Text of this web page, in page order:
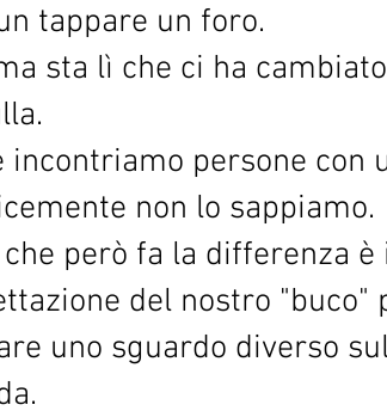
tappare un foro.
sta lì che ci ha
incontriamo persone con
non lo sappiamo.
che però fa la differenza
del nostro "buco"
uno sguardo diverso